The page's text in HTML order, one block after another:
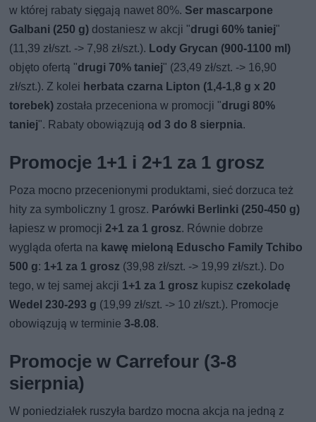
w której rabaty sięgają nawet 80%. Ser mascarpone
Galbani (250 g) dostaniesz w akcji "drugi 60% taniej"
(11,39 zł/szt. -> 7,98 zł/szt.). Lody Grycan (900-1100 ml)
objęto ofertą "drugi 70% taniej" (23,49 zł/szt. -> 16,90
zł/szt.). Z kolei herbata czarna Lipton (1,4-1,8 g x 20
torebek) została przeceniona w promocji "drugi 80%
taniej". Rabaty obowiązują od 3 do 8 sierpnia.
Promocje 1+1 i 2+1 za 1 grosz
Poza mocno przecenionymi produktami, sieć dorzuca też
hity za symboliczny 1 grosz. Parówki Berlinki (250-450 g)
łapiesz w promocji2+1 za 1 grosz. Równie dobrze
wygląda oferta na kawę mieloną Eduscho Family Tchibo
500 g: 1+1 za 1 grosz (39,98 zł/szt. -> 19,99 zł/szt.). Do
tego, w tej samej akcji 1+1 za 1 grosz kupisz czekoladę
Wedel 230-293 g (19,99 zł/szt. -> 10 zł/szt.). Promocje
obowiązują w terminie3-8.08.
Promocje w Carrefour (3-8
sierpnia)
W poniedziałek ruszyła bardzo mocna akcja na jedną z